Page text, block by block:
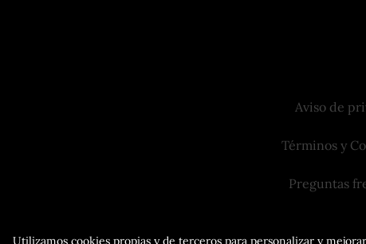
Utilizamos cookies propias y de terceros para personalizar y
Aviso de
Términos y
Preguntas